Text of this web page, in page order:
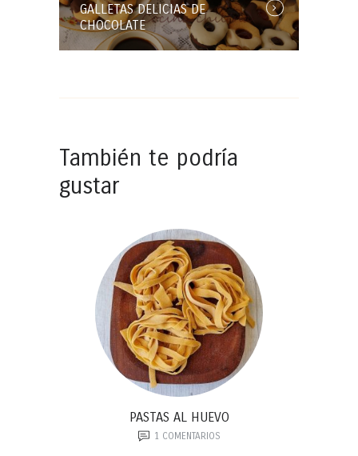
Entrada:
GALLETAS DELICIAS DE
CHOCOLATE
También te podría
gustar
PASTAS AL HUEVO
1COMENTARIOS